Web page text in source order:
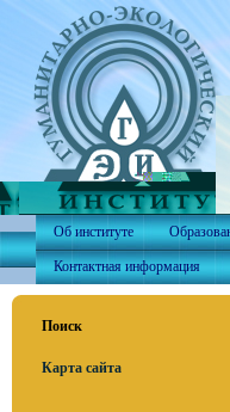
Об институте
Контактная информация
Поиск
Карта сайта